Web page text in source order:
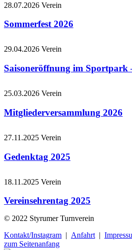
28.07.2026 Verein
Sommerfest 2026
29.04.2026 Verein
Saisoneröffnung im Sportpark
25.03.2026 Verein
Mitgliederversammlung 2026
27.11.2025 Verein
Gedenktag 2025
18.11.2025 Verein
Vereinsehrentag 2025
© 2022 Styrumer Turnverein
Kontakt/Instagram | Anfahrt |
zum Seitenanfang